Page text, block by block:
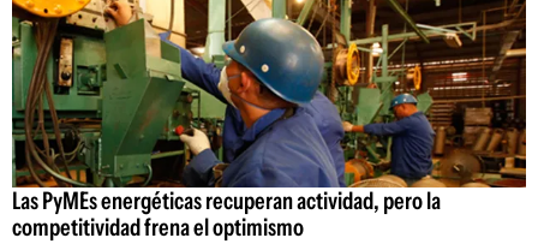
Las PyMEs energéticas recuperan actividad, pero la
competitividad frena el optimismo